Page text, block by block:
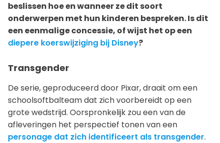
beslissen hoe en wanneer ze dit soort
onderwerpen met hun kinderen bespreken. Is dit
een eenmalige concessie, of wijst het op een
diepere koerswijziging bij Disney?
Transgender
De serie, geproduceerd door Pixar, draait om een
schoolsoftbalteam dat zich voorbereidt op een
grote wedstrijd. Oorspronkelijk zou een van de
afleveringen het perspectief tonen van een
personage dat zich identificeert als transgender.